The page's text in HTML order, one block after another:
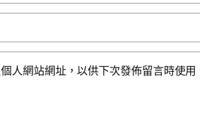
人網站網址，以供下次發佈留言時使用